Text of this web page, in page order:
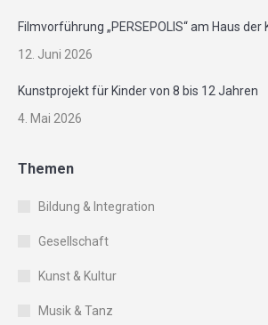
Filmvorführung „PERSEPOLIS“ am Haus der
12. Juni 2026
Kunstprojekt für Kinder von 8 bis 12 Jahren
4. Mai 2026
Themen
Bildung & Integration
Gesellschaft
Kunst & Kultur
Musik & Tanz